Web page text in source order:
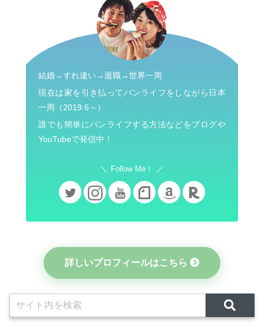
結婚→すれ違い→退職→世界一周
現在は家を引き払ってバンライフをしながら日本
一周（2019.6～）
誰でも簡単にバンライフする方法などをブログや
YouTubeで発信中！
Follow Me！
詳しいプロフィールはこちら